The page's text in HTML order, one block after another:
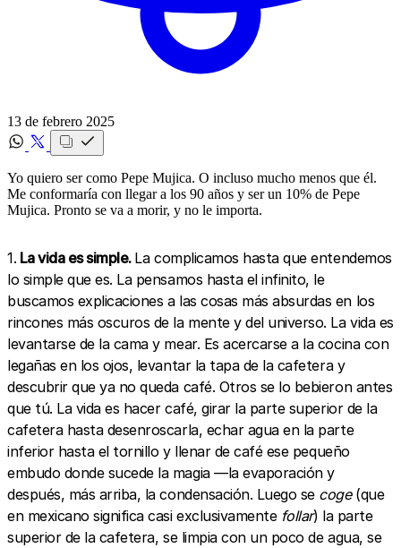
13 de febrero 2025
Yo quiero ser como Pepe Mujica. O incluso mucho menos que él.
Me conformaría con llegar a los 90 años y ser un 10% de Pepe
Mujica. Pronto se va a morir, y no le importa.
1. La vida es simple. La complicamos hasta que entendemos
lo simple que es. La pensamos hasta el infinito, le
buscamos explicaciones a las cosas más absurdas en los
rincones más oscuros de la mente y del universo. La vida es
levantarse de la cama y mear. Es acercarse a la cocina con
legañas en los ojos, levantar la tapa de la cafetera y
descubrir que ya no queda café. Otros se lo bebieron antes
que tú. La vida es hacer café, girar la parte superior de la
cafetera hasta desenroscarla, echar agua en la parte
inferior hasta el tornillo y llenar de café ese pequeño
embudo donde sucede la magia —la evaporación y
después, más arriba, la condensación. Luego se coge(que
en mexicano significa casi exclusivamente follar) la parte
superior de la cafetera, se limpia con un poco de agua, se